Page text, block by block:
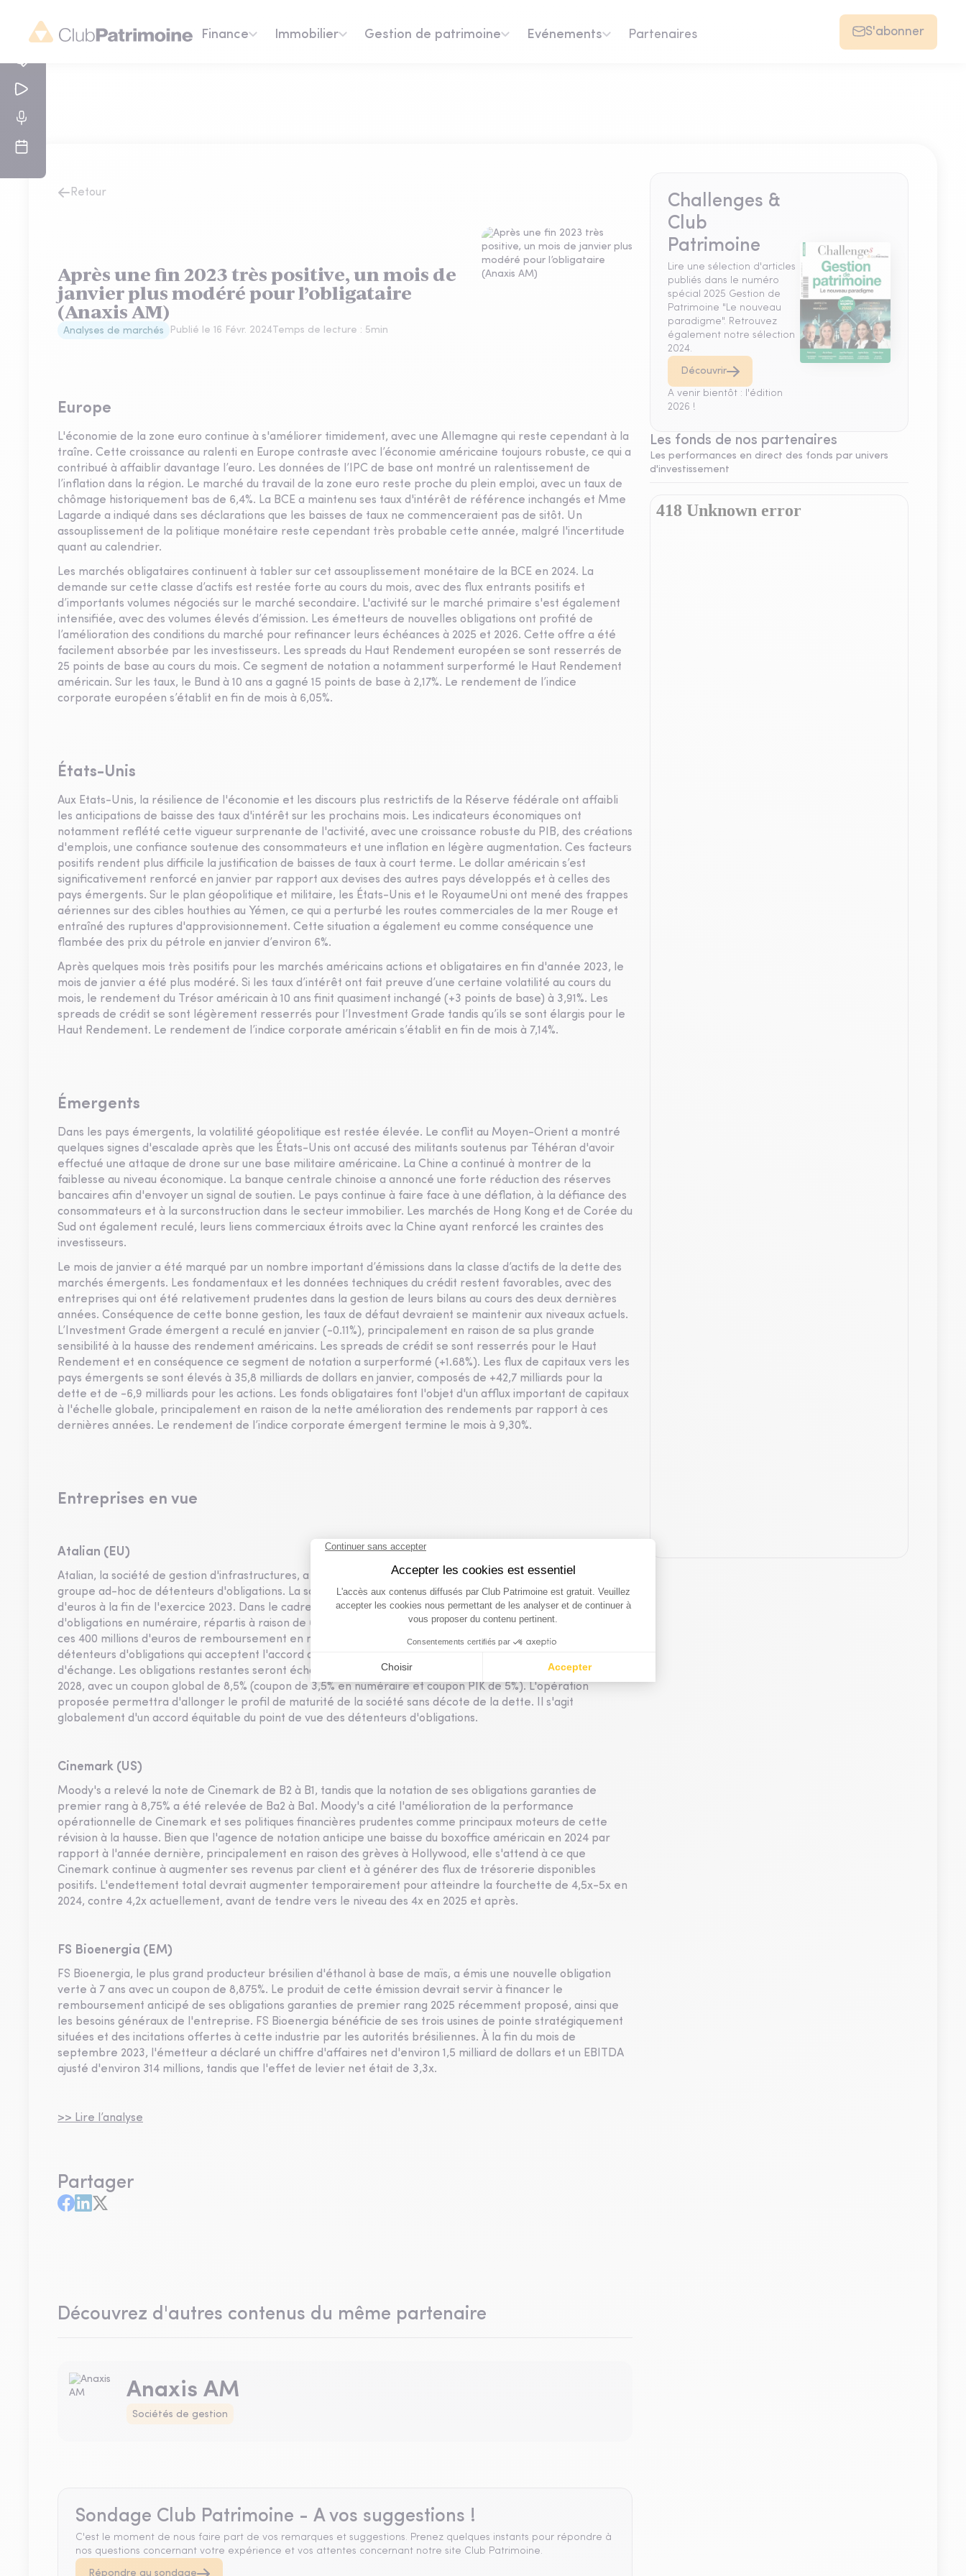
Finance Immobilier Gestion de patrimoine Evénements Partenaires S'abonner
Retour
Après une fin 2023 très positive, un mois de
janvier plus modéré pour l’obligataire
(Anaxis AM)
Analyses de marchés Publié le 16 Févr. 2024Temps de lecture : 5min
Europe
L'économie de la zone euro continue à s'améliorer timidement, avec une Allemagne qui reste cependant à la
traîne. Cette croissance au ralenti en Europe contraste avec l’économie américaine toujours robuste, ce qui a
contribué à affaiblir davantage l’euro. Les données de l’IPC de base ont montré un ralentissement de
l’inflation dans la région. Le marché du travail de la zone euro reste proche du plein emploi, avec un taux de
chômage historiquement bas de 6,4%. La BCE a maintenu ses taux d'intérêt de référence inchangés et Mme
Lagarde a indiqué dans ses déclarations que les baisses de taux ne commenceraient pas de sitôt. Un
assouplissement de la politique monétaire reste cependant très probable cette année, malgré l'incertitude
quant au calendrier.
Les marchés obligataires continuent à tabler sur cet assouplissement monétaire de la BCE en 2024. La
demande sur cette classe d’actifs est restée forte au cours du mois, avec des flux entrants positifs et
d’importants volumes négociés sur le marché secondaire. L'activité sur le marché primaire s'est également
intensifiée, avec des volumes élevés d’émission. Les émetteurs de nouvelles obligations ont profité de
l’amélioration des conditions du marché pour refinancer leurs échéances à 2025 et 2026. Cette offre a été
facilement absorbée par les investisseurs. Les spreads du Haut Rendement européen se sont resserrés de
25 points de base au cours du mois. Ce segment de notation a notamment surperformé le Haut Rendement
américain. Sur les taux, le Bund à 10 ans a gagné 15 points de base à 2,17%. Le rendement de l’indice
corporate européen s’établit en fin de mois à 6,05%.
États-Unis
Aux Etats-Unis, la résilience de l'économie et les discours plus restrictifs de la Réserve fédérale ont affaibli
les anticipations de baisse des taux d'intérêt sur les prochains mois. Les indicateurs économiques ont
notamment reflété cette vigueur surprenante de l'activité, avec une croissance robuste du PIB, des créations
d'emplois, une confiance soutenue des consommateurs et une inflation en légère augmentation. Ces facteurs
positifs rendent plus difficile la justification de baisses de taux à court terme. Le dollar américain s’est
significativement renforcé en janvier par rapport aux devises des autres pays développés et à celles des
pays émergents. Sur le plan géopolitique et militaire, les États-Unis et le RoyaumeUni ont mené des frappes
aériennes sur des cibles houthies au Yémen, ce qui a perturbé les routes commerciales de la mer Rouge et
entraîné des ruptures d'approvisionnement. Cette situation a également eu comme conséquence une
flambée des prix du pétrole en janvier d’environ 6%.
Après quelques mois très positifs pour les marchés américains actions et obligataires en fin d'année 2023, le
mois de janvier a été plus modéré. Si les taux d’intérêt ont fait preuve d’une certaine volatilité au cours du
mois, le rendement du Trésor américain à 10 ans finit quasiment inchangé (+3 points de base) à 3,91%. Les
spreads de crédit se sont légèrement resserrés pour l’Investment Grade tandis qu’ils se sont élargis pour le
Haut Rendement. Le rendement de l’indice corporate américain s’établit en fin de mois à 7,14%.
Émergents
Dans les pays émergents, la volatilité géopolitique est restée élevée. Le conflit au Moyen-Orient a montré
quelques signes d'escalade après que les États-Unis ont accusé des militants soutenus par Téhéran d'avoir
effectué une attaque de drone sur une base militaire américaine. La Chine a continué à montrer de la
faiblesse au niveau économique. La banque centrale chinoise a annoncé une forte réduction des réserves
bancaires afin d'envoyer un signal de soutien. Le pays continue à faire face à une déflation, à la défiance des
consommateurs et à la surconstruction dans le secteur immobilier. Les marchés de Hong Kong et de Corée du
Sud ont également reculé, leurs liens commerciaux étroits avec la Chine ayant renforcé les craintes des
investisseurs.
Le mois de janvier a été marqué par un nombre important d’émissions dans la classe d’actifs de la dette des
marchés émergents. Les fondamentaux et les données techniques du crédit restent favorables, avec des
entreprises qui ont été relativement prudentes dans la gestion de leurs bilans au cours des deux dernières
années. Conséquence de cette bonne gestion, les taux de défaut devraient se maintenir aux niveaux actuels.
L’Investment Grade émergent a reculé en janvier (-0.11%), principalement en raison de sa plus grande
sensibilité à la hausse des rendement américains. Les spreads de crédit se sont resserrés pour le Haut
Rendement et en conséquence ce segment de notation a surperformé (+1.68%). Les flux de capitaux vers les
pays émergents se sont élevés à 35,8 milliards de dollars en janvier, composés de +42,7 milliards pour la
dette et de -6,9 milliards pour les actions. Les fonds obligataires font l'objet d'un afflux important de capitaux
à l'échelle globale, principalement en raison de la nette amélioration des rendements par rapport à ces
dernières années. Le rendement de l’indice corporate émergent termine le mois à 9,30%.
Entreprises en vue
Atalian (EU)
Atalian, la société de gestion d'infrastructures, a conclu un accord sur un plan de refinancement avec un
groupe ad-hoc de détenteurs d'obligations. La société devrait disposer d'une trésorerie d'environ 582 millions
d'euros à la fin de l'exercice 2023. Dans le cadre de ce plan, Atalian remboursera environ 400 millions d'euros
d'obligations en numéraire, répartis à raison de 60-40 entre les détenteurs d'obligations 2024 et 2025. Sur
ces 400 millions d'euros de remboursement en numéraire, 100 millions seront partagés uniquement par les
détenteurs d'obligations qui acceptent l'accord dans les 10 jours ouvrables suivant le lancement de l'offre
d'échange. Les obligations restantes seront échangées contre 836 millions d'euros d'obligations à échéance
2028, avec un coupon global de 8,5% (coupon de 3,5% en numéraire et coupon PIK de 5%). L'opération
proposée permettra d'allonger le profil de maturité de la société sans décote de la dette. Il s'agit
globalement d'un accord équitable du point de vue des détenteurs d'obligations.
Cinemark (US)
Moody's a relevé la note de Cinemark de B2 à B1, tandis que la notation de ses obligations garanties de
premier rang à 8,75% a été relevée de Ba2 à Ba1. Moody's a cité l'amélioration de la performance
opérationnelle de Cinemark et ses politiques financières prudentes comme principaux moteurs de cette
révision à la hausse. Bien que l'agence de notation anticipe une baisse du boxoffice américain en 2024 par
rapport à l'année dernière, principalement en raison des grèves à Hollywood, elle s'attend à ce que
Cinemark continue à augmenter ses revenus par client et à générer des flux de trésorerie disponibles
positifs. L'endettement total devrait augmenter temporairement pour atteindre la fourchette de 4,5x-5x en
2024, contre 4,2x actuellement, avant de tendre vers le niveau des 4x en 2025 et après.
FS Bioenergia (EM)
FS Bioenergia, le plus grand producteur brésilien d'éthanol à base de maïs, a émis une nouvelle obligation
verte à 7 ans avec un coupon de 8,875%. Le produit de cette émission devrait servir à financer le
remboursement anticipé de ses obligations garanties de premier rang 2025 récemment proposé, ainsi que
les besoins généraux de l'entreprise. FS Bioenergia bénéficie de ses trois usines de pointe stratégiquement
situées et des incitations offertes à cette industrie par les autorités brésiliennes. À la fin du mois de
septembre 2023, l'émetteur a déclaré un chiffre d'affaires net d'environ 1,5 milliard de dollars et un EBITDA
ajusté d'environ 314 millions, tandis que l'effet de levier net était de 3,3x.
>> Lire l’analyse
Partager
Découvrez d'autres contenus du même partenaire
Anaxis AM
Sociétés de gestion
Sondage Club Patrimoine - A vos suggestions !
C'est le moment de nous faire part de vos remarques et suggestions. Prenez quelques instants pour répondre à
nos questions concernant votre expérience et vos attentes concernant notre site Club Patrimoine.
Répondre au sondage
Challenges &
Club
Patrimoine
Lire une sélection d'articles
publiés dans le numéro
spécial 2025 Gestion de
Patrimoine "Le nouveau
paradigme". Retrouvez
également notre sélection
2024.
Découvrir
A venir bientôt : l'édition
2026 !
Les fonds de nos partenaires
Les performances en direct des fonds par univers
d'investissement